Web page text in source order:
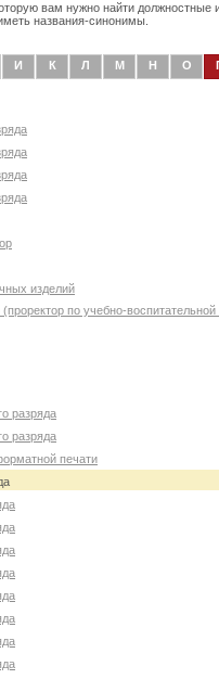
вам нужно найти
названия-синонимы.
И К Л М Н О
изделий
по учебно-воспитательной
разряда
разряда
печати